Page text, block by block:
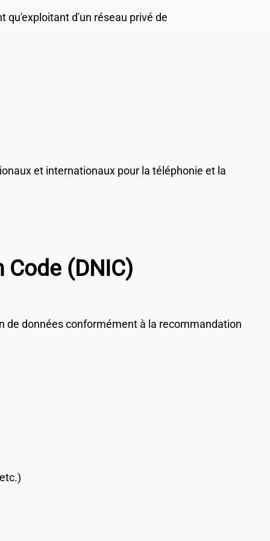
qu'exploitant d'un réseau privé de
et internationaux pour la téléphonie et la
(DNIC)
de données conformément à la recommandation